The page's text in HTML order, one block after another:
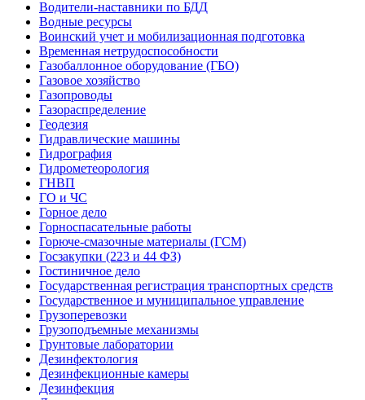
Водители-наставники по БДД
Водные ресурсы
Воинский учет и мобилизационная подготовка
Временная нетрудоспособности
Газобаллонное оборудование (ГБО)
Газовое хозяйство
Газопроводы
Газораспределение
Геодезия
Гидравлические машины
Гидрография
Гидрометеорология
ГНВП
ГО и ЧС
Горное дело
Горноспасательные работы
Горюче-смазочные материалы (ГСМ)
Госзакупки (223 и 44 ФЗ)
Гостиничное дело
Государственная регистрация транспортных средств
Государственное и муниципальное управление
Грузоперевозки
Грузоподъемные механизмы
Грунтовые лаборатории
Дезинфектология
Дезинфекционные камеры
Дезинфекция